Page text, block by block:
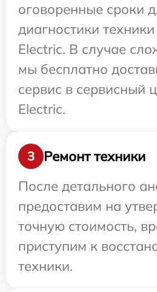
оговоренные сроки
диагностики
Electric. В случае
мы бесплатно
сервис в сервисный
Electric.
3
Ремонт техники
После детального
предоставим на
точную стоимость,
приступим к
техники.